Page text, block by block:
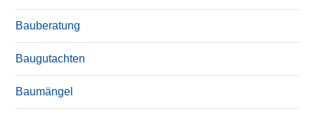
Bauberatung
Baugutachten
Baumängel